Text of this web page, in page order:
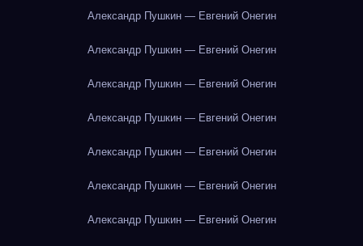
Александр Пушкин — Евгений Онегин
Александр Пушкин — Евгений Онегин
Александр Пушкин — Евгений Онегин
Александр Пушкин — Евгений Онегин
Александр Пушкин — Евгений Онегин
Александр Пушкин — Евгений Онегин
Александр Пушкин — Евгений Онегин